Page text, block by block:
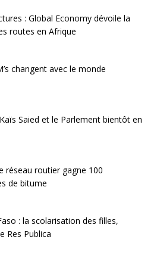
: Global Economy dévoile la
routes en Afrique
changent avec le monde
Saied et le Parlement bientôt en
réseau routier gagne 100
de bitume
: la scolarisation des filles,
Res Publica